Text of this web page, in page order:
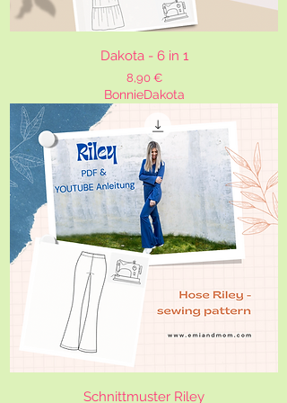
Dakota - 6 in 1
Preis
8,90 €
BonnieDakota
Schnittmuster Riley